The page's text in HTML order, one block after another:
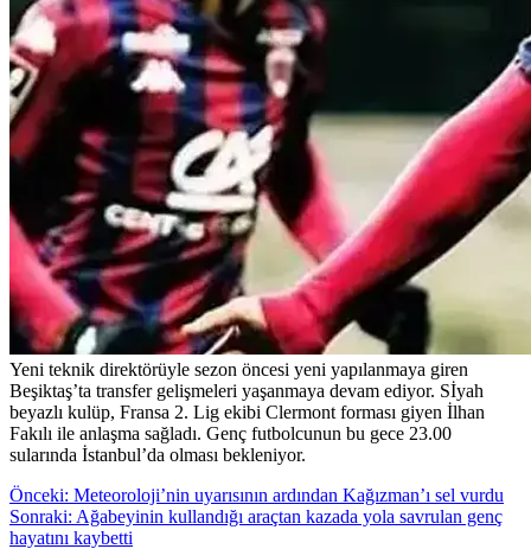
Yeni teknik direktörüyle sezon öncesi yeni yapılanmaya giren
Beşiktaş’ta transfer gelişmeleri yaşanmaya devam ediyor. Sİyah
beyazlı kulüp, Fransa 2. Lig ekibi Clermont forması giyen İlhan
Fakılı ile anlaşma sağladı. Genç futbolcunun bu gece 23.00
sularında İstanbul’da olması bekleniyor.
Yazı
gezinmesi
Önceki: Meteoroloji’nin uyarısının ardından Kağızman’ı sel vurdu
Sonraki: Ağabeyinin kullandığı araçtan kazada yola savrulan genç
hayatını kaybetti